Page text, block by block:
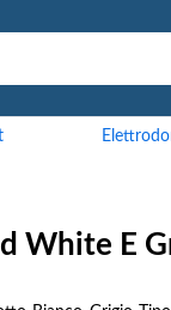
White E